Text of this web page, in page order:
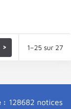
> 1–25 sur 27
: 128682 notices